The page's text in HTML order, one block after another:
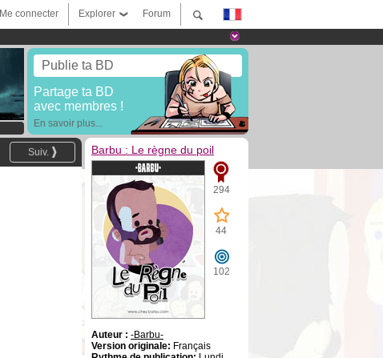
Forum
Explorer
Me connecter
Publie ta BD
Partage ta BD
avec membres !
En savoir plus...
Suiv. Barbu : Le règne du poil
294
44
102
Auteur : -Barbu-
Version originale: Français